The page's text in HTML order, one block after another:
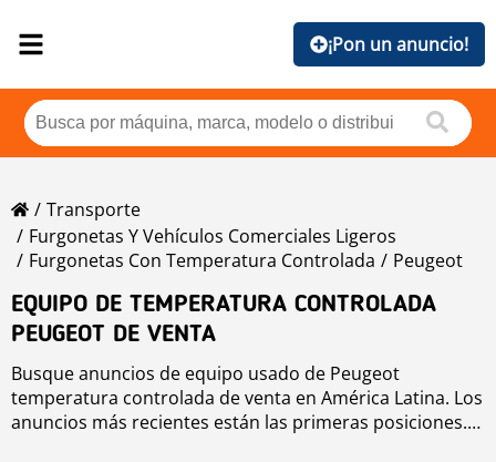
¡Pon un anuncio!
Transporte
Furgonetas Y Vehículos Comerciales Ligeros
Furgonetas Con Temperatura Controlada
Peugeot
EQUIPO DE TEMPERATURA CONTROLADA
PEUGEOT DE VENTA
Busque anuncios de equipo usado de Peugeot
temperatura controlada de venta en América Latina. Los
anuncios más recientes están las primeras posiciones.